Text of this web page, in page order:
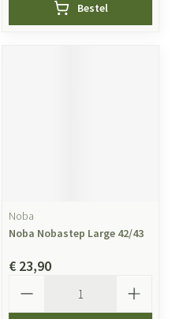
Bestel
Noba
Noba Nobastep Large 42/43
€ 23,90